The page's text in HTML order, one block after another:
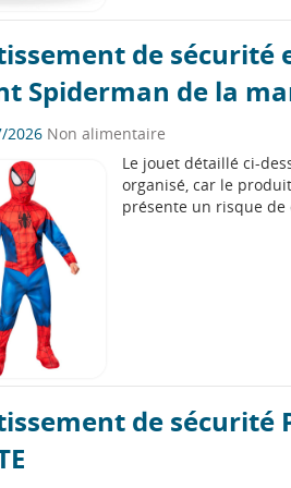
de sécurité
Spiderman de la
2026 Non alimentaire
Le jouet détaillé ci-
organisé, car le
présente un risque de
de sécurité